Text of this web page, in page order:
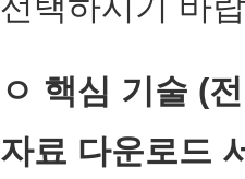
ㅇ 핵심 기술 (
자료 다운로드